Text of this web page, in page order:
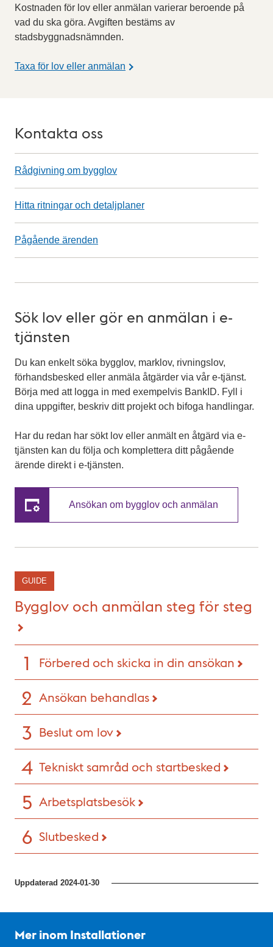
Kostnaden för lov eller anmälan varierar beroende på
vad du ska göra. Avgiften bestäms av
stadsbyggnadsnämnden.
Taxa för lov eller anmälan
Kontakta oss
Rådgivning om bygglov
Hitta ritningar och detaljplaner
Pågående ärenden
Sök lov eller gör en anmälan i e-
tjänsten
Du kan enkelt söka bygglov, marklov, rivningslov,
förhandsbesked eller anmäla åtgärder via vår e-tjänst.
Börja med att logga in med exempelvis BankID. Fyll i
dina uppgifter, beskriv ditt projekt och bifoga handlingar.
Har du redan har sökt lov eller anmält en åtgärd via e-
tjänsten kan du följa och komplettera ditt pågående
ärende direkt i e-tjänsten.
Ansökan om bygglov och anmälan
GUIDE
Bygglov och anmälan steg för steg
Förbered och skicka in din ansökan
Ansökan behandlas
Beslut om lov
Tekniskt samråd och startbesked
Arbetsplatsbesök
Slutbesked
Uppdaterad 2024-01-30
Mer inom Installationer